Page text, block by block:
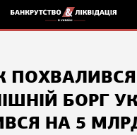
БОРГ
НА 5